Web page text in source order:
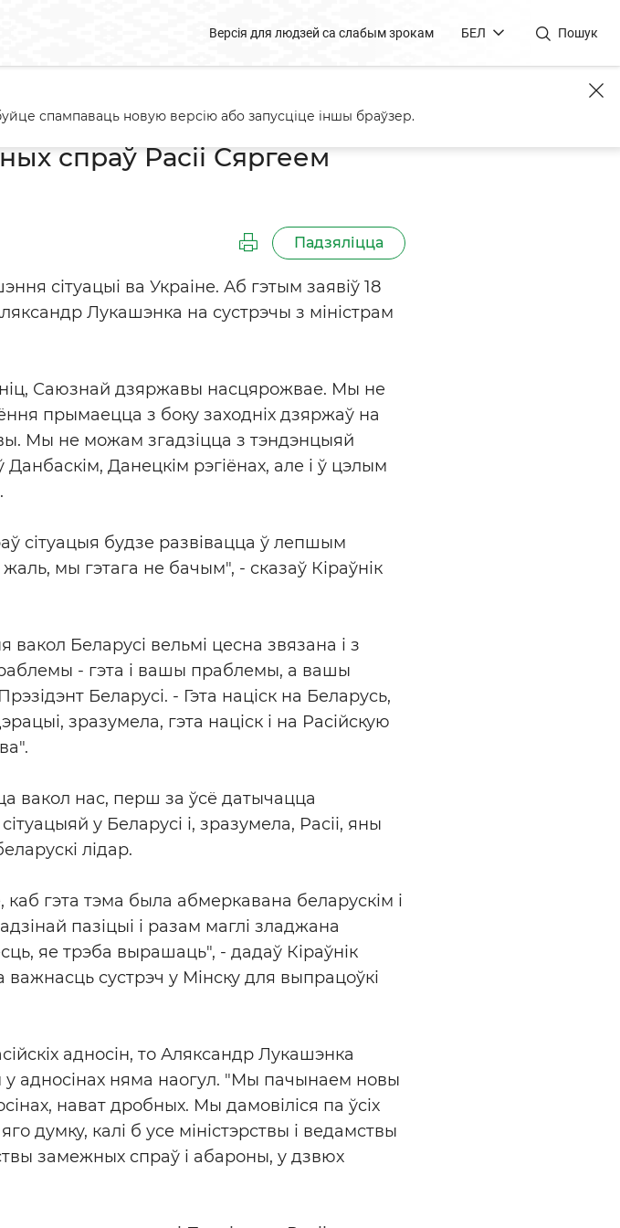
Версія для людзей са слабым зрокам БЕЛ Пошук
Сяргеем Лаўровым
спраў Расіі Сяргеем
Падзяліцца
сітуацыі ва Украіне. Аб гэтым заявіў 18
Лукашэнка на сустрэчы з міністрам
Саюзнай дзяржавы насцярожвае. Мы не
прымаецца з боку заходніх дзяржаў на
Мы не можам згадзіцца з тэндэнцыяй
Данбаскім, Данецкім рэгіёнах, але і ў цэлым
сітуацыя будзе развівацца ў лепшым
мы гэтага не бачым", - сказаў Кіраўнік
Беларусі вельмі цесна звязана і з
- гэта і вашы праблемы, а вашы
Беларусі. - Гэта націск на Беларусь,
зразумела, гэта націск і на Расійскую
вакол нас, перш за ўсё датычацца
у Беларусі і, зразумела, Расіі, яны
лідар.
гэта тэма была абмеркавана беларускім і
пазіцыі і разам маглі зладжана
яе трэба вырашаць", - дадаў Кіраўнік
сустрэч у Мінску для выпрацоўкі
адносін, то Аляксандр Лукашэнка
адносінах няма наогул. "Мы пачынаем новы
нават дробных. Мы дамовіліся па ўсіх
думку, калі б усе міністэрствы і ведамствы
замежных спраў і абароны, у дзвюх
спампаваць новую версію або запусціце іншы браўзер.